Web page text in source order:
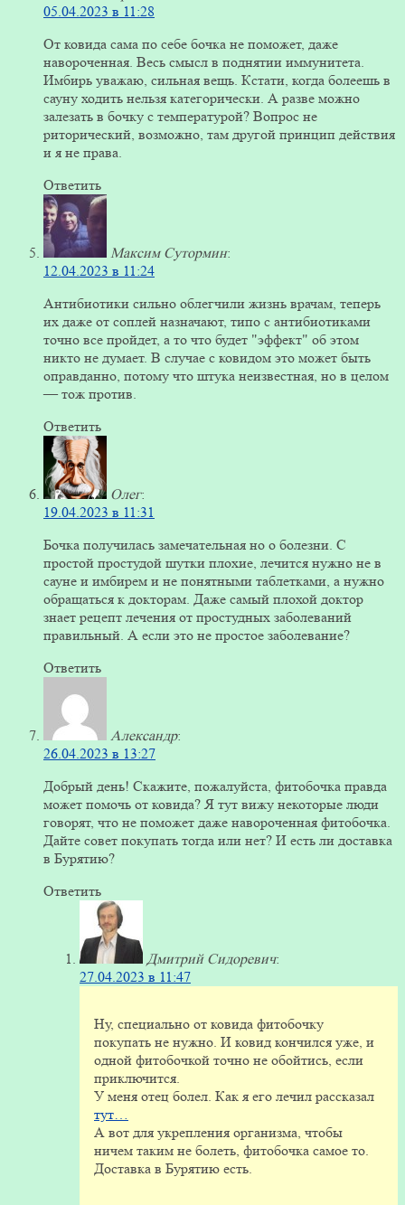
05.04.2023 в 11:28
От ковида сама по себе бочка не поможет, даже
навороченная. Весь смысл в поднятии иммунитета.
Имбирь уважаю, сильная вещь. Кстати, когда болеешь в
сауну ходить нельзя категорически. А разве можно
залезать в бочку с температурой? Вопрос не
риторический, возможно, там другой принцип действия
и я не права.
Ответить
Максим Сутормин:
12.04.2023 в 11:24
Антибиотики сильно облегчили жизнь врачам, теперь
их даже от соплей назначают, типо с антибиотиками
точно все пройдет, а то что будет "эффект" об этом
никто не думает. В случае с ковидом это может быть
оправданно, потому что штука неизвестная, но в целом
— тож против.
Ответить
Олег:
19.04.2023 в 11:31
Бочка получилась замечательная но о болезни. С
простой простудой шутки плохие, лечится нужно не в
сауне и имбирем и не понятными таблетками, а нужно
обращаться к докторам. Даже самый плохой доктор
знает рецепт лечения от простудных заболеваний
правильный. А если это не простое заболевание?
Ответить
Александр:
26.04.2023 в 13:27
Добрый день! Скажите, пожалуйста, фитобочка правда
может помочь от ковида? Я тут вижу некоторые люди
говорят, что не поможет даже навороченная фитобочка.
Дайте совет покупать тогда или нет? И есть ли доставка
в Бурятию?
Ответить
Дмитрий Сидоревич:
27.04.2023 в 11:47
Ну, специально от ковида фитобочку
покупать не нужно. И ковид кончился уже, и
одной фитобочкой точно не обойтись, если
приключится.
У меня отец болел. Как я его лечил рассказал
тут…
А вот для укрепления организма, чтобы
ничем таким не болеть, фитобочка самое то.
Доставка в Бурятию есть.